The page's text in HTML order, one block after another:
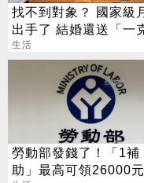
找不到對象？ 國家級
出手了 結婚還送「一
鑽戒」
生活
勞動部發錢了！「1補
助」最高可領26000元